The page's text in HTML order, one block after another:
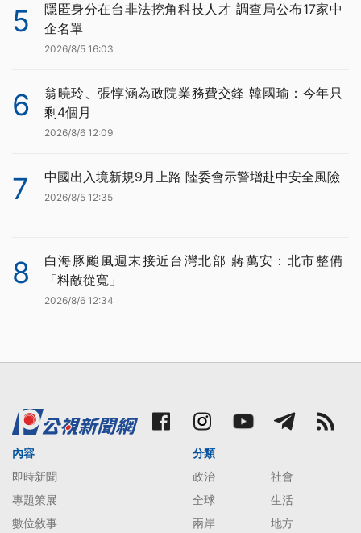
5
隱匿身分在台非法挖角科技人才 調查局公布17家中
企名單
2026/8/5 16:03
6
翁曉玲、張惇涵為政院業務費交鋒 韓國瑜：今年只
剩4個月
2026/8/6 12:09
7 中國出入境新規9月上路 陸委會示警增赴中安全風險
2026/8/5 12:35
8
白海豚颱風週末接近台灣北部 蔣萬安：北市整備
「料敵從寬」
2026/8/6 12:34
內容
即時新聞
專題策展
數位敘事
分類
政治
社會
全球
生活
兩岸
地方